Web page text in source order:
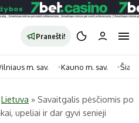
Pranešti!
Kategorijos
m. sav. Kauno m. sav.
Lietuva » Savaitgalis pėsčiomis po
upeliai ir dar gyvi senieji